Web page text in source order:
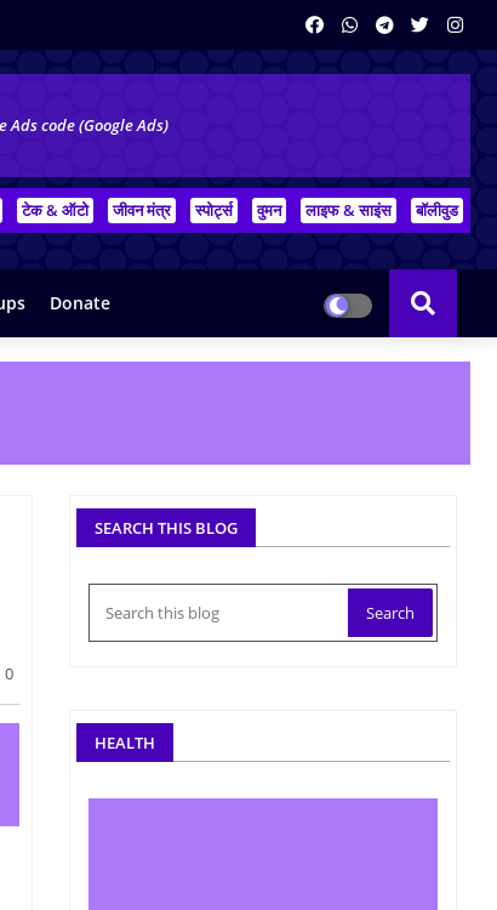
Ads code (Google Ads)
टेक & ऑटो जीवन मंत्र स्पोर्ट्स वुमन लाइफ & साइंस बॉलीवुड
Donate
0
SEARCH THIS BLOG
HEALTH